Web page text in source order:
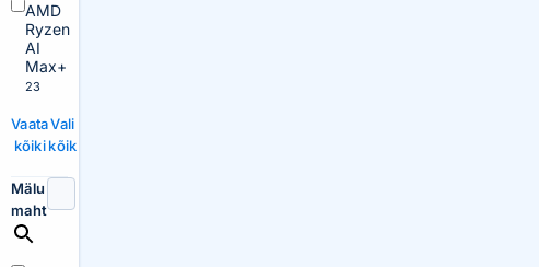
AMD
Ryzen
AI
Max+
23
Vaata
kõiki
Vali
kõik
Mälu
maht